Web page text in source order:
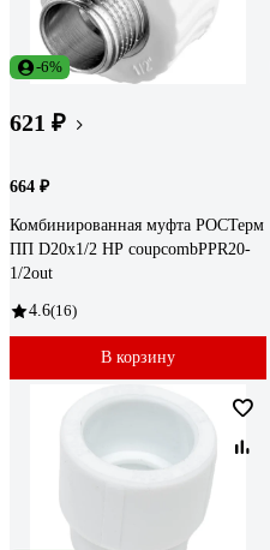
-6%
621 ₽
664 ₽
Комбинированная муфта РОСТерм
ПП D20х1/2 НР coupcombPPR20-
1/2out
4.6(16)
В корзину